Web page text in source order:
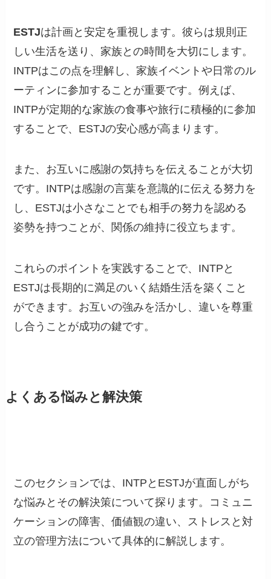
ESTJは計画と安定を重視します。彼らは規則正
しい生活を送り、家族との時間を大切にします。
INTPはこの点を理解し、家族イベントや日常のル
ーティンに参加することが重要です。例えば、
INTPが定期的な家族の食事や旅行に積極的に参加
することで、ESTJの安心感が高まります。
また、お互いに感謝の気持ちを伝えることが大切
です。INTPは感謝の言葉を意識的に伝える努力を
し、ESTJは小さなことでも相手の努力を認める
姿勢を持つことが、関係の維持に役立ちます。
これらのポイントを実践することで、INTPと
ESTJは長期的に満足のいく結婚生活を築くこと
ができます。お互いの強みを活かし、違いを尊重
し合うことが成功の鍵です。
よくある悩みと解決策
このセクションでは、INTPとESTJが直面しがち
な悩みとその解決策について探ります。コミュニ
ケーションの障害、価値観の違い、ストレスと対
立の管理方法について具体的に解説します。